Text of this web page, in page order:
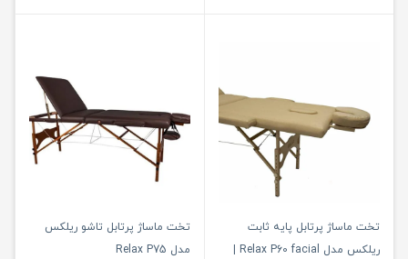
تخت ماساژ پرتابل پایه ثابت
ریلکس مدل Relax P60 facial |
تخت ماساژ پرتابل تاشو ریلکس
مدل Relax P75